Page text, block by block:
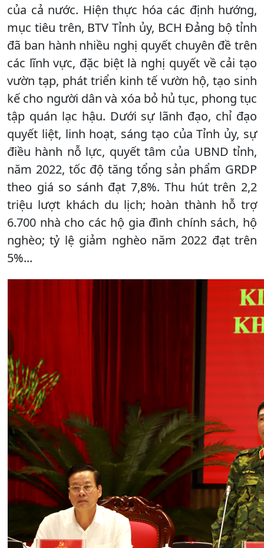
của cả nước. Hiện thực hóa các định hướng,
mục tiêu trên, BTV Tỉnh ủy, BCH Đảng bộ tỉnh
đã ban hành nhiều nghị quyết chuyên đề trên
các lĩnh vực, đặc biệt là nghị quyết về cải tạo
vườn tạp, phát triển kinh tế vườn hộ, tạo sinh
kế cho người dân và xóa bỏ hủ tục, phong tục
tập quán lạc hậu. Dưới sự lãnh đạo, chỉ đạo
quyết liệt, linh hoạt, sáng tạo của Tỉnh ủy, sự
điều hành nỗ lực, quyết tâm của UBND tỉnh,
năm 2022, tốc độ tăng tổng sản phẩm GRDP
theo giá so sánh đạt 7,8%. Thu hút trên 2,2
triệu lượt khách du lịch; hoàn thành hỗ trợ
6.700 nhà cho các hộ gia đình chính sách, hộ
nghèo; tỷ lệ giảm nghèo năm 2022 đạt trên
5%...